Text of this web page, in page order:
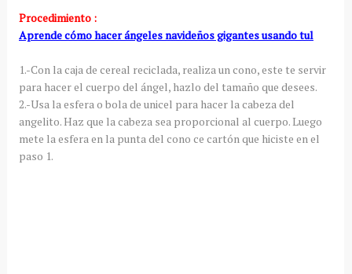
Procedimiento :
Aprende cómo hacer ángeles navideños gigantes usando tul
1.-Con la caja de cereal reciclada, realiza un cono, este te servir
para hacer el cuerpo del ángel, hazlo del tamaño que desees.
2.-Usa la esfera o bola de unicel para hacer la cabeza del
angelito. Haz que la cabeza sea proporcional al cuerpo. Luego
mete la esfera en la punta del cono ce cartón que hiciste en el
paso 1.